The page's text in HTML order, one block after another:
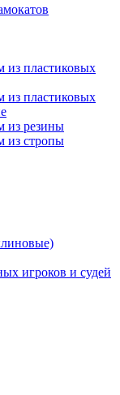
пластиковых
пластиковых
из резины
из стропы
игроков и судей